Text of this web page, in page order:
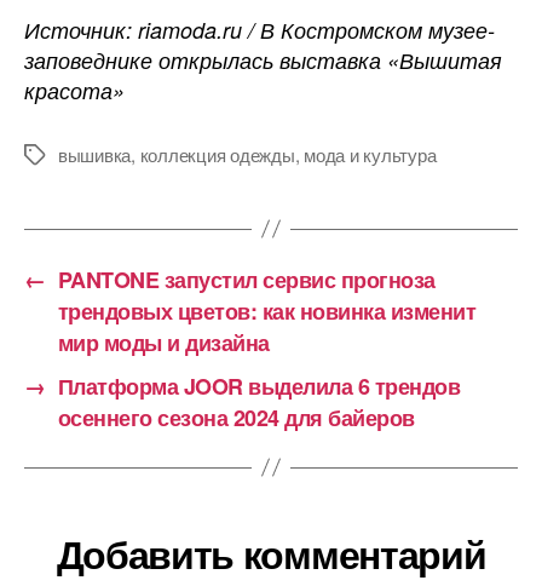
Источник: riamoda.ru / В Костромском музее-
заповеднике открылась выставка «Вышитая
красота»
Меткивышивка, коллекция одежды, мода и культура
← PANTONE запустил сервис прогноза
трендовых цветов: как новинка изменит
мир моды и дизайна
→ Платформа JOOR выделила 6 трендов
осеннего сезона 2024 для байеров
Добавить комментарий